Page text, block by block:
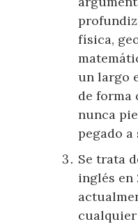
física,
un largo
de forma
nunca
pegado a
Se trata
inglés en